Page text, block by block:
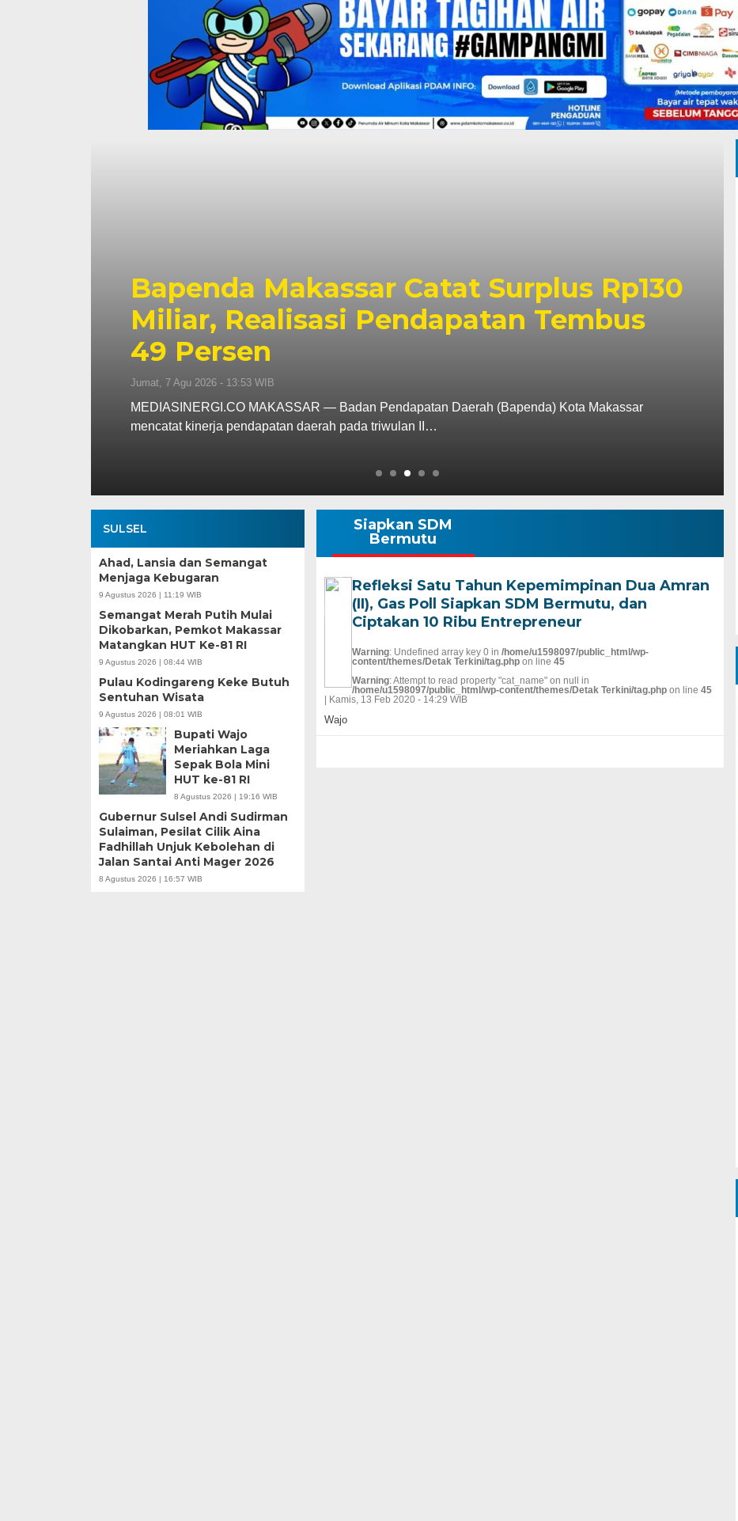
Pemkot Makassar Pastikan PSEL Tetap
Berjalan, Penetapan Lokasi Masih
Dibahas
Kamis, 6 Agu 2026 - 18:45 WIB
MEDIASINERGI.CO MAKASSAR — Wali Kota Makassar, Munafri Arifuddin, memastikan
Pemerintah Kota Makassar tetap membuka ruang dialog…
SULSEL
Ahad, Lansia dan Semangat
Menjaga Kebugaran
9 Agustus 2026 | 11:19 WIB
Semangat Merah Putih Mulai
Dikobarkan, Pemkot Makassar
Matangkan HUT Ke-81 RI
9 Agustus 2026 | 08:44 WIB
Pulau Kodingareng Keke Butuh
Sentuhan Wisata
9 Agustus 2026 | 08:01 WIB
Bupati Wajo
Meriahkan Laga
Sepak Bola Mini
HUT ke-81 RI
8 Agustus 2026 | 19:16 WIB
Gubernur Sulsel Andi Sudirman
Sulaiman, Pesilat Cilik Aina
Fadhillah Unjuk Kebolehan di
Jalan Santai Anti Mager 2026
8 Agustus 2026 | 16:57 WIB
Siapkan SDM
Bermutu
Refleksi Satu Tahun Kepemimpinan Dua Amran
(II), Gas Poll Siapkan SDM Bermutu, dan
Ciptakan 10 Ribu Entrepreneur
Warning: Undefined array key 0 in /home/u1598097/public_html/wp-
content/themes/Detak Terkini/tag.phpon line 45
Warning: Attempt to read property "cat_name" on null in
/home/u1598097/public_html/wp-content/themes/Detak Terkini/tag.phpon line 45
Kamis, 13 Feb 2020 - 14:29 WIB
Wajo